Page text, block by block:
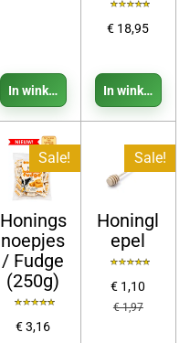
In winkelwagen
€ 18,95
In
Sale!
Honings
noepjes
/ Fudge
(250g)
€ 3,16
Sale!
Honingl
epel
€ 1,10
€ 1,97